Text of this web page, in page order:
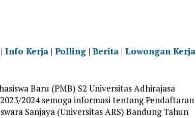
Info Kerja| Polling| Berita| Lowongan Kerja
Baru (PMB) S2 Universitas Adhirajasa
2024 semoga informasi tentang Pendaftaran
Sanjaya (Universitas ARS) Bandung Tahun